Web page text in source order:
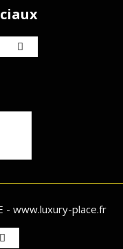
- www.luxury-place.fr